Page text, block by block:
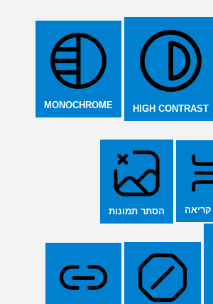
HIGH CONTRAST
MONOCHROME
הסתר תמונות